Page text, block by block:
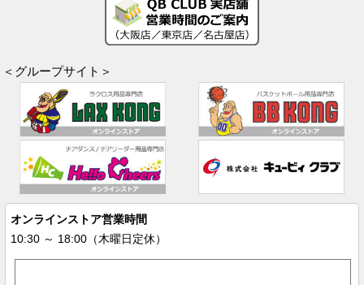
＜グループサイト＞
オンラインストア営業時間
10:30 ～ 18:00（木曜日定休）